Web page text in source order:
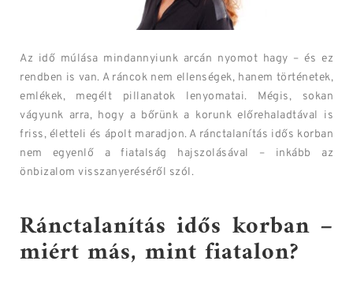
Az idő múlása mindannyiunk arcán nyomot hagy – és ez
rendben is van. A ráncok nem ellenségek, hanem történetek,
emlékek, megélt pillanatok lenyomatai. Mégis, sokan
vágyunk arra, hogy a bőrünk a korunk előrehaladtával is
friss, életteli és ápolt maradjon. A ránctalanítás idős korban
nem egyenlő a fiatalság hajszolásával – inkább az
önbizalom visszanyeréséről szól.
Ránctalanítás idős korban –
miért más, mint fiatalon?